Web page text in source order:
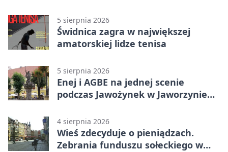
5 sierpnia 2026
Świdnica zagra w największej
amatorskiej lidze tenisa
5 sierpnia 2026
Enej i AGBE na jednej scenie
podczas Jawożynek w Jaworzynie
4 sierpnia 2026
Wieś zdecyduje o pieniądzach.
Zebrania funduszu sołeckiego w